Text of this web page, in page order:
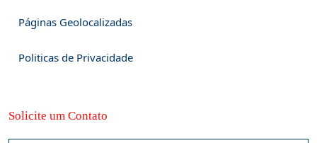
Páginas Geolocalizadas
Politicas de Privacidade
Solicite um Contato